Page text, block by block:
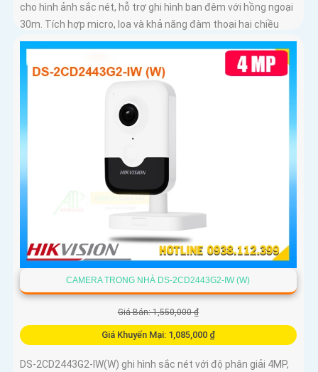
cho hình ảnh sắc nét, hỗ trợ ghi hình ban đêm với hồng ngoại
30m. Tích hợp micro, loa và khả năng đàm thoại hai chiều
CAMERA TRONG NHÀ DS-2CD2443G2-IW (W)
Giá Bán: 1,550,000 ₫
Giá Khuyến Mại: 1,085,000 ₫
DS-2CD2443G2-IW(W) ghi hình sắc nét với độ phân giải 4MP,